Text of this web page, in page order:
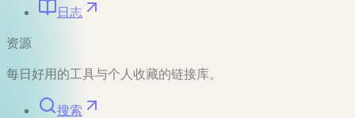
日志
资源
每日好用的工具与个人收藏的链接库。
搜索